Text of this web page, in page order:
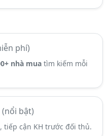
phí)
nhà mua tìm kiếm mỗi
(nổi bật)
tiếp cận KH trước đối thủ.